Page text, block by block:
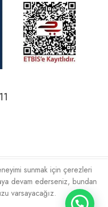
❤️ İle Kodlanmıştır.
sunmak için çerezleri
devam ederseniz, bundan
varsayacağız.